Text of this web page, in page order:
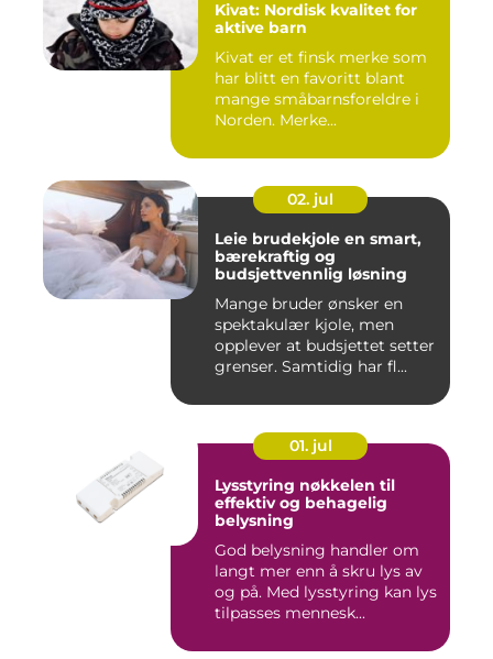
Kivat: Nordisk kvalitet for
aktive barn
Kivat er et finsk merke som
har blitt en favoritt blant
mange småbarnsforeldre i
Norden. Merke...
02. jul
Leie brudekjole en smart,
bærekraftig og
budsjettvennlig løsning
Mange bruder ønsker en
spektakulær kjole, men
opplever at budsjettet setter
grenser. Samtidig har fl...
01. jul
Lysstyring nøkkelen til
effektiv og behagelig
belysning
God belysning handler om
langt mer enn å skru lys av
og på. Med lysstyring kan lys
tilpasses mennesk...